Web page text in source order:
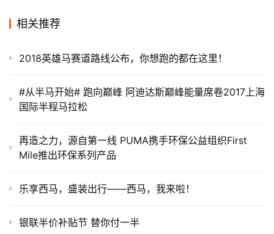
相关推荐
2018英雄马赛道路线公布，你想跑的都在这里！
#从半马开始# 跑向巅峰 阿迪达斯巅峰能量席卷2017上海
国际半程马拉松
再造之力，源自第一线 PUMA携手环保公益组织First
Mile推出环保系列产品
乐享西马，盛装出行——西马，我来啦！
银联半价补贴节 替你付一半